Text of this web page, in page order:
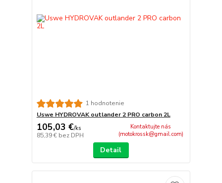
1 hodnotenie
Uswe HYDROVAK outlander 2 PRO carbon 2L
105,03 €/ks
85,39 € bez DPH
Kontaktujte nás
(motokrossk@gmail.com)
Detail